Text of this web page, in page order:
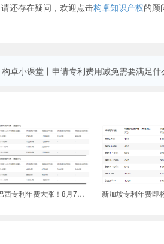
还存在疑问，欢迎点击构卓知识产权的顾
构卓小课堂丨申请专利费用减免需要满足什
巴西专利年费大涨！8月7日开始施行！